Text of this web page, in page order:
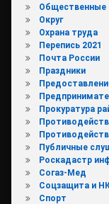
Общественные
Округ
Охрана труда
Перепись 2021
Почта России
Праздники
Прокуратура
Публичные
Роскадастр
Согаз-Мед
Соцзащита и
Спорт